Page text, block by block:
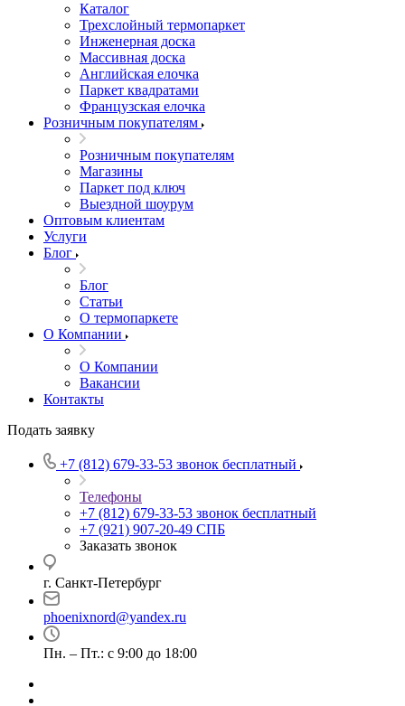
Каталог
Трехслойный термопаркет
Инженерная доска
Массивная доска
Английская елочка
Паркет квадратами
Французская елочка
Розничным покупателям
Розничным покупателям
Магазины
Паркет под ключ
Выездной шоурум
Оптовым клиентам
Услуги
Блог
Блог
Статьи
О термопаркете
О Компании
О Компании
Вакансии
Контакты
Подать заявку
+7 (812) 679-33-53 звонок бесплатный
Телефоны
+7 (812) 679-33-53 звонок бесплатный
+7 (921) 907-20-49 СПБ
Заказать звонок
г. Санкт-Петербург
phoenixnord@yandex.ru
Пн. – Пт.: с 9:00 до 18:00